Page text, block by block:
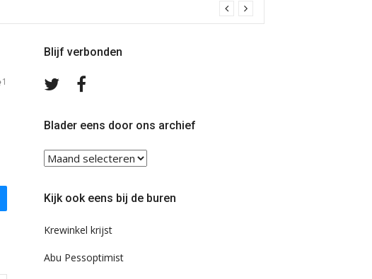
1
Blijf verbonden
Volg
TwitterFacebook
Blader eens door ons archief
Blader
eens
ons
Kijk ook eens bij de buren
Krewinkel krijst
Abu Pessoptimist